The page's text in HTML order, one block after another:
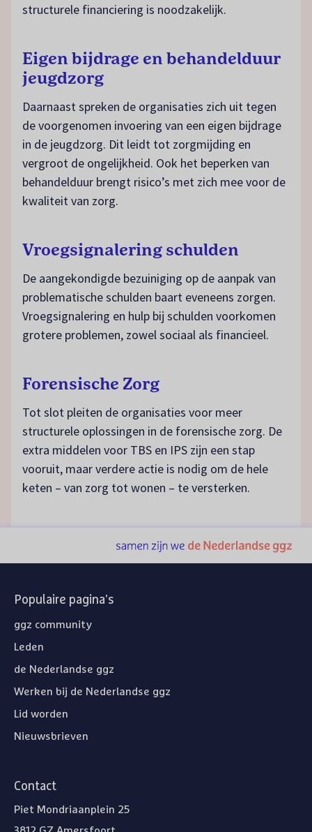
structurele financiering is noodzakelijk.
Eigen bijdrage en behandelduur
jeugdzorg
Daarnaast spreken de organisaties zich uit tegen
de voorgenomen invoering van een eigen bijdrage
in de jeugdzorg. Dit leidt tot zorgmijding en
vergroot de ongelijkheid. Ook het beperken van
behandelduur brengt risico’s met zich mee voor de
kwaliteit van zorg.
Vroegsignalering schulden
De aangekondigde bezuiniging op de aanpak van
problematische schulden baart eveneens zorgen.
Vroegsignalering en hulp bij schulden voorkomen
grotere problemen, zowel sociaal als financieel.
Forensische Zorg
Tot slot pleiten de organisaties voor meer
structurele oplossingen in de forensische zorg. De
extra middelen voor TBS en IPS zijn een stap
vooruit, maar verdere actie is nodig om de hele
keten – van zorg tot wonen – te versterken.
Populaire pagina's
ggz community
Leden
de Nederlandse ggz
Werken bij de Nederlandse ggz
Lid worden
Nieuwsbrieven
Contact
Piet Mondriaanplein 25